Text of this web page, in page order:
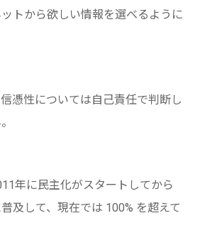
トから欲しい情報を選べるように
憑性については自己責任で判断し
年に民主化がスタートしてから
及して、現在では 100% を超えて